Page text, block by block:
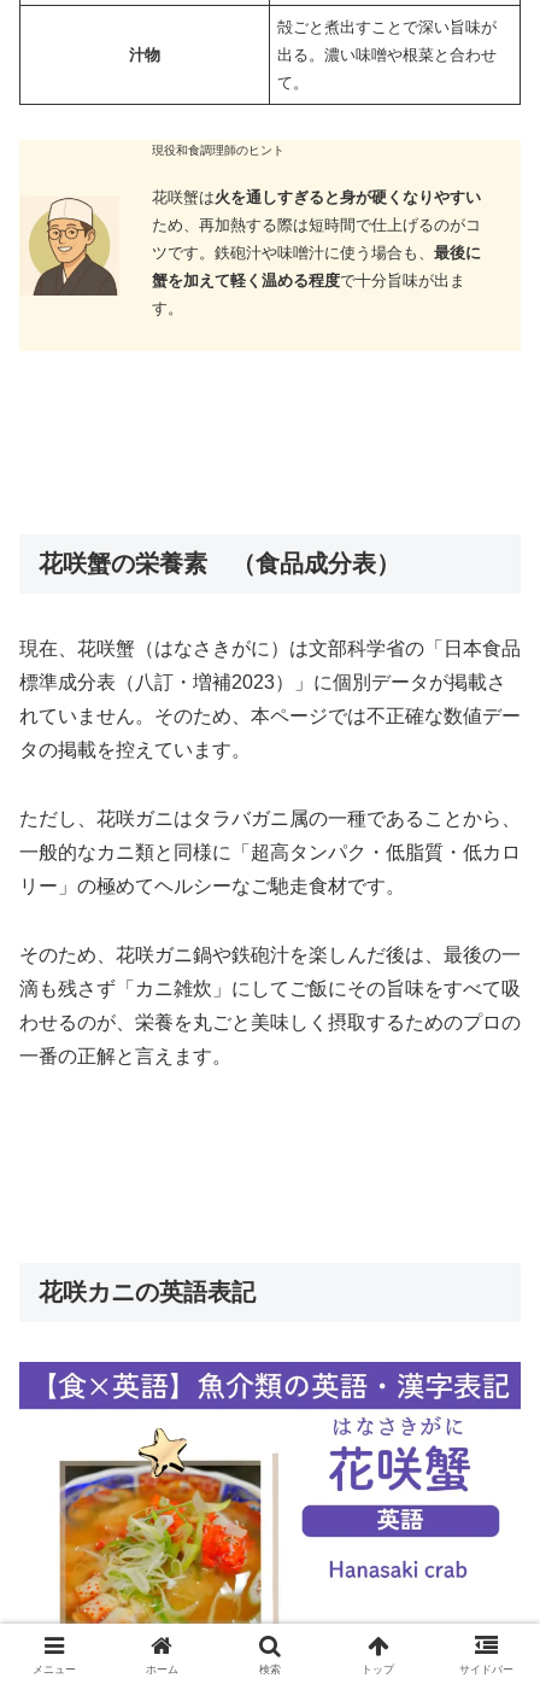
汁物
殻ごと煮出すことで深い旨味が
出る。濃い味噌や根菜と合わせ
て。
現役和食調理師のヒント
花咲蟹は火を通しすぎると身が硬くなりやすい
ため、再加熱する際は短時間で仕上げるのがコ
ツです。鉄砲汁や味噌汁に使う場合も、 最後に
蟹を加えて軽く温める程度で十分旨味が出ま
す。
花咲蟹の栄養素 （食品成分表）
現在、花咲蟹（はなさきがに）は文部科学省の「日本食品
標準成分表（八訂・増補2023）」に個別データが掲載さ
れていません。そのため、本ページでは不正確な数値デー
タの掲載を控えています。
ただし、花咲ガニはタラバガニ属の一種であることから、
一般的なカニ類と同様に「超高タンパク・低脂質・低カロ
リー」の極めてヘルシーなご馳走食材です。
そのため、花咲ガニ鍋や鉄砲汁を楽しんだ後は、最後の一
滴も残さず「カニ雑炊」にしてご飯にその旨味をすべて吸
わせるのが、栄養を丸ごと美味しく摂取するためのプロの
一番の正解と言えます。
花咲カニの英語表記
メニュー ホーム 検索 トップ サイドバー